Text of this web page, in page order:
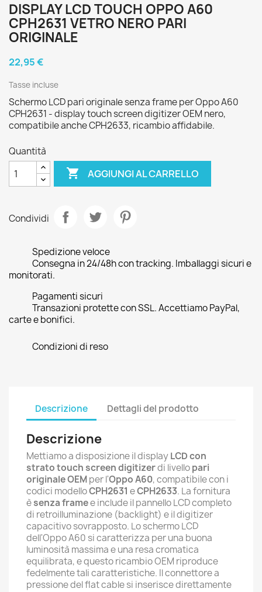
DISPLAY LCD TOUCH OPPO A60
CPH2631 VETRO NERO PARI
ORIGINALE
22,95 €
Tasse incluse
Schermo LCD pari originale senza frame per Oppo A60
CPH2631 - display touch screen digitizer OEM nero,
compatibile anche CPH2633, ricambio affidabile.
Quantità
 AGGIUNGI AL CARRELLO
Condividi
Spedizione veloce
Consegna in 24/48h con tracking. Imballaggi sicuri e
monitorati.
Pagamenti sicuri
Transazioni protette con SSL. Accettiamo PayPal,
carte e bonifici.
Condizioni di reso
Descrizione Dettagli del prodotto
Descrizione
Mettiamo a disposizione il displayLCD con
strato touch screen digitizerdi livellopari
originale OEMper l'Oppo A60, compatibile con i
codici modelloCPH2631 eCPH2633. La fornitura
èsenza framee include il pannello LCD completo
di retroilluminazione (backlight) e il digitizer
capacitivo sovrapposto. Lo schermo LCD
dell'Oppo A60 si caratterizza per una buona
luminosità massima e una resa cromatica
equilibrata, e questo ricambio OEM riproduce
fedelmente tali caratteristiche. Il connettore a
pressione del flat cable si inserisce direttamente